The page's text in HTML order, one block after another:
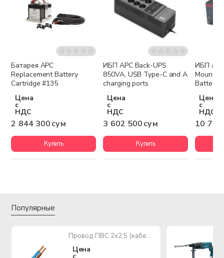
Бесплатная доставка
Батарея APC
Replacement Battery
Cartridge #135
Цена
с
НДС
2 844 300 сум
Купить
Бесплатная доставка
ИБП APC Back-UPS
850VA, USB Type-C and A
charging ports
Цена
с
НДС
3 602 500 сум
Купить
ИБП
Mount
Battery
Цена
с
НДС
10
Популярные
Провод ПВС 2х2,5 (кабель медный многожильный)
Цена